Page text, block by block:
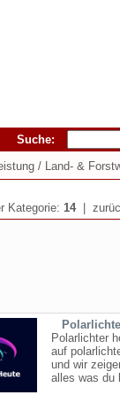
Suche:
/ Land- &
Kategorie: 14|
Polarlichter
auf
und wir
alles was du